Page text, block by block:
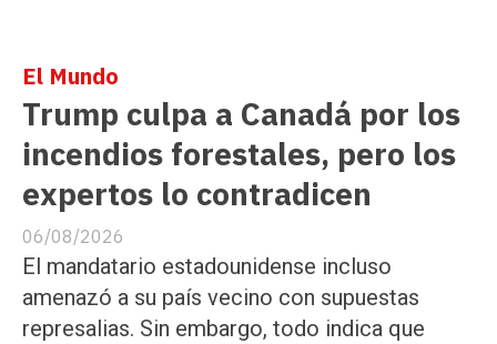
Trump culpa a Canadá por los
incendios forestales, pero los
expertos lo contradicen
El Mundo
06/08/2026
El mandatario estadounidense incluso
amenazó a su país vecino con supuestas
represalias. Sin embargo, todo indica que